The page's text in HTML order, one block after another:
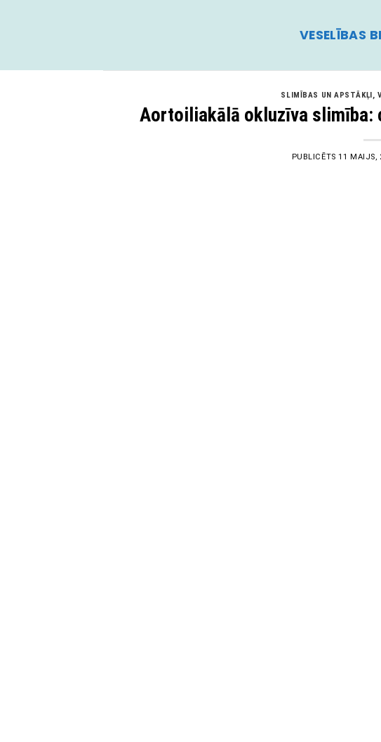
VESELĪBAS
SLIMĪBAS UN APSTĀKĻI,
Aortoiliakālā okluzīva slimība:
PUBLICĒTS11 MAIJS,